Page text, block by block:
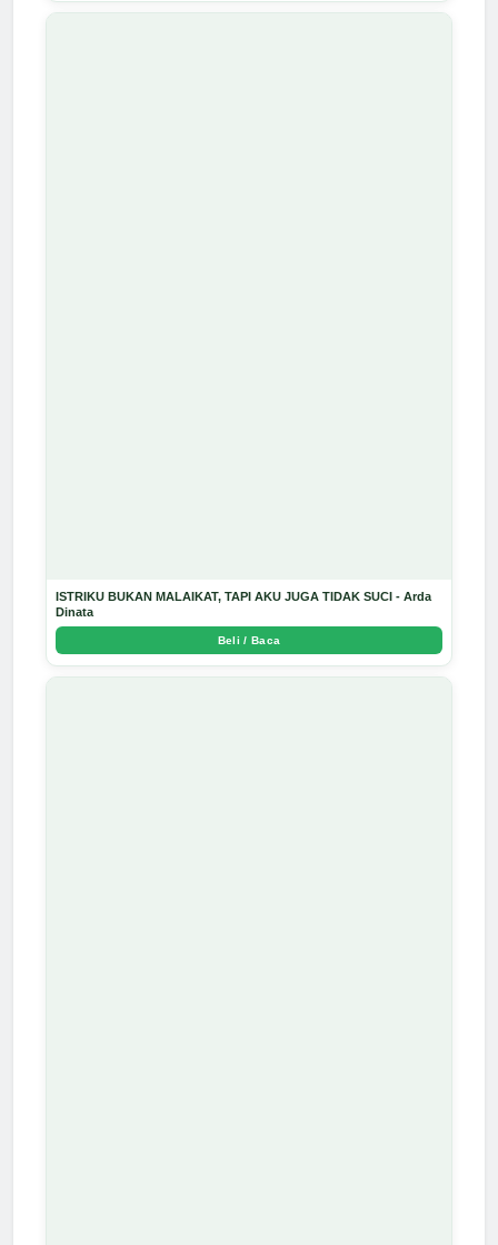
ISTRIKU BUKAN MALAIKAT, TAPI AKU JUGA TIDAK SUCI - Arda
Dinata
Beli / Baca